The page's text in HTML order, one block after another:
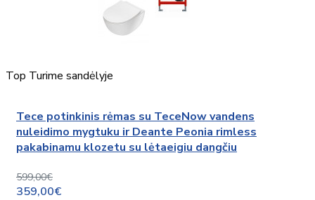
Top Turime sandėlyje
Tece potinkinis rėmas su TeceNow vandens
nuleidimo mygtuku ir Deante Peonia rimless
pakabinamu klozetu su lėtaeigiu dangčiu
599,00€
359,00€